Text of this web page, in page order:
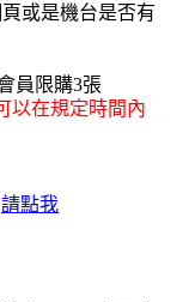
或是機台是否有
員限購3張
以在規定時間內
請點我